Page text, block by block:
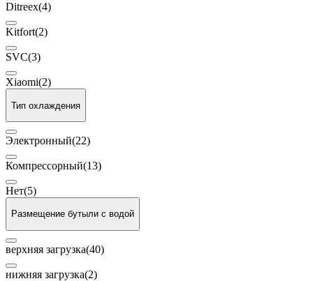
Ditreex(4)
Kitfort(2)
SVC(3)
Xiaomi(2)
Тип охлаждения
Электронный(22)
Компрессорный(13)
Нет(5)
Размещение бутыли с водой
верхняя загрузка(40)
нижняя загрузка(2)